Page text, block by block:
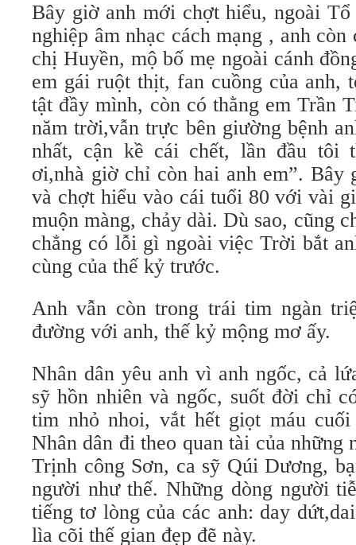
Bây giờ anh mới chợt hiểu, ngoài Tổ
nghiệp âm nhạc cách mạng , anh
chị Huyền, mộ bố mẹ ngoài cánh
em gái ruột thịt, fan cuồng của anh,
tật đầy mình, còn có thằng em Trần
năm trời,vẫn trực bên giường bệnh
nhất, cận kề cái chết, lần đầu tôi
ơi,nhà giờ chỉ còn hai anh em”. Bây
và chợt hiểu vào cái tuổi 80 với vài
muộn màng, chảy dài. Dù sao, cũng
chẳng có lỗi gì ngoài việc Trời bắt
cùng của thế kỷ trước.
Anh vẫn còn trong trái tim ngàn
đường với anh, thế kỷ mộng mơ ấy.
Nhân dân yêu anh vì anh ngốc, cả
sỹ hồn nhiên và ngốc, suốt đời chỉ
tim nhỏ nhoi, vắt hết giọt máu cuối
Nhân dân đi theo quan tài của những
Trịnh công Sơn, ca sỹ Qúi Dương,
người như thế. Những dòng người
tiếng tơ lòng của các anh: day
lìa cõi thế gian đẹp đẽ này.